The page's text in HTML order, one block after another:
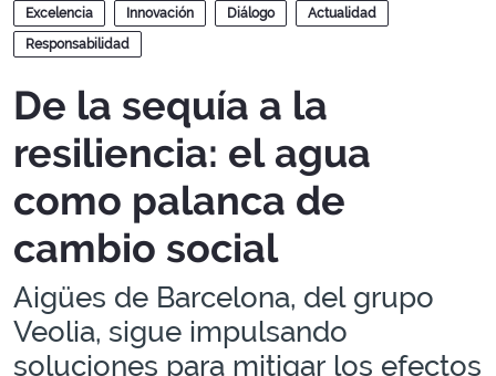
Excelencia Innovación Diálogo
Actualidad
Responsabilidad
De la sequía a la
resiliencia: el agua
como palanca de
cambio social
Aigües de Barcelona, del grupo
Veolia, sigue impulsando
soluciones para mitigar los efectos